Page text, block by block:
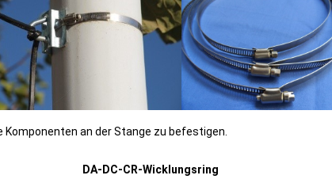
an der Stange zu befestigen.
DA-DC-CR-Wicklungsring